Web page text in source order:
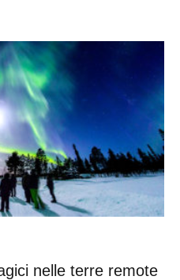
nelle terre remote